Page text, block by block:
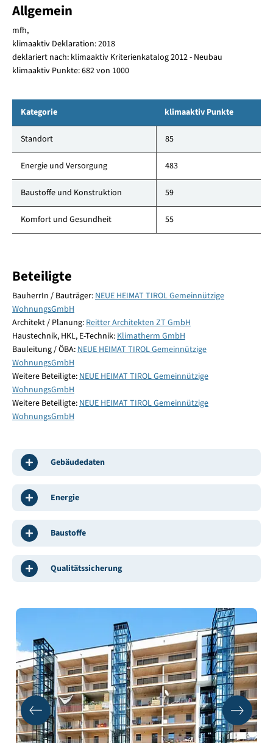
Allgemein
mfh,
klimaaktiv Deklaration: 2018
deklariert nach: klimaaktiv Kriterienkatalog 2012 - Neubau
klimaaktiv Punkte: 682 von 1000
Kategorie klimaaktiv Punkte
Standort 85
Energie und Versorgung 483
Baustoffe und Konstruktion 59
Komfort und Gesundheit 55
Beteiligte
BauherrIn / Bauträger: NEUE HEIMAT TIROL Gemeinnützige
WohnungsGmbH
Architekt / Planung: Reitter Architekten ZT GmbH
Haustechnik, HKL, E-Technik: Klimatherm GmbH
Bauleitung / ÖBA: NEUE HEIMAT TIROL Gemeinnützige
WohnungsGmbH
Weitere Beteiligte: NEUE HEIMAT TIROL Gemeinnützige
WohnungsGmbH
Weitere Beteiligte: NEUE HEIMAT TIROL Gemeinnützige
WohnungsGmbH
Gebäudedaten
Energie
Baustoffe
Qualitätssicherung